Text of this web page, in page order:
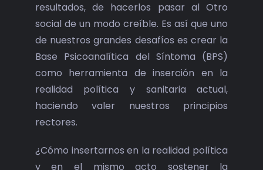
resultados, de hacerlos pasar al Otro
social de un modo creíble. Es así que uno
de nuestros grandes desafíos es crear la
Base Psicoanalítica del Síntoma (BPS)
como herramienta de inserción en la
realidad política y sanitaria actual,
haciendo valer nuestros principios
rectores.
¿Cómo insertarnos en la realidad política
y en el mismo acto sostener la